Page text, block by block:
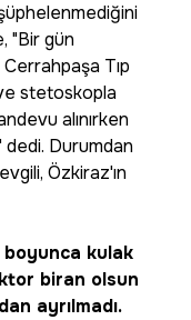
"Bir gün
Cerrahpaşa Tıp
stetoskopla
alınırken
dedi. Durumdan
Özkiraz'ın
boyunca kulak
biran olsun
ayrılmadı.